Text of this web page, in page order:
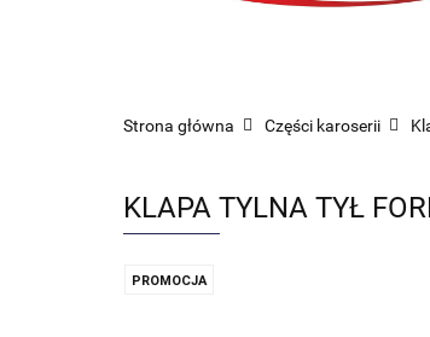
Strona główna Części karoserii
KLAPA TYLNA TYŁ
PROMOCJA